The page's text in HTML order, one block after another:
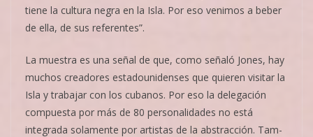
tiene la cultura negra en la Isla. Por eso venimos a beber
de ella, de sus referentes”.
La muestra es una señal de que, co­mo señaló Jones, hay
muchos crea­­­dores estadounidenses que quie­ren visitar la
Isla y trabajar con los cubanos. Por eso la delegación
compuesta por más de 80 personalidades no está
integrada solamente por artistas de la abstracción. Tam­